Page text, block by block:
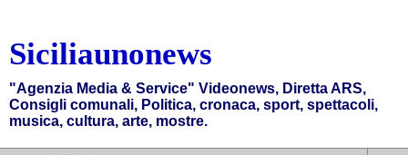
Siciliaunonews
"Agenzia Media & Service" Videonews, Diretta ARS,
Consigli comunali, Politica, cronaca, sport, spettacoli,
musica, cultura, arte, mostre.